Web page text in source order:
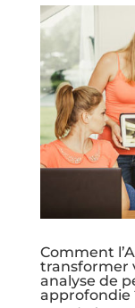
Comment
transformer
analyse de
approfondie